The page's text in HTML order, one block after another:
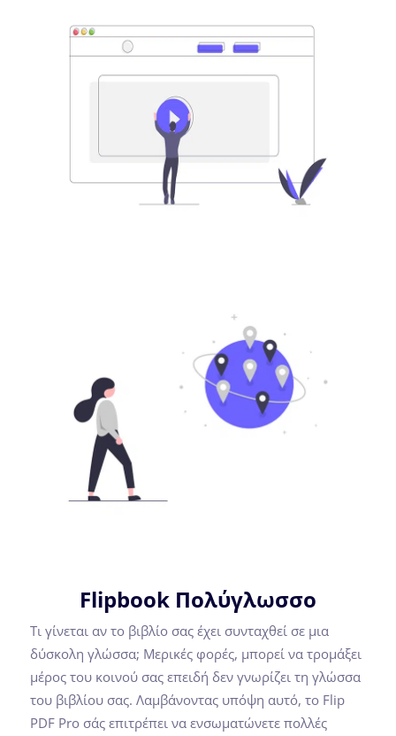
Flipbook Πολύγλωσσο
Τι γίνεται αν το βιβλίο σας έχει συνταχθεί σε μια
δύσκολη γλώσσα; Μερικές φορές, μπορεί να τρομάξει
μέρος του κοινού σας επειδή δεν γνωρίζει τη γλώσσα
του βιβλίου σας. Λαμβάνοντας υπόψη αυτό, το Flip
PDF Pro σάς επιτρέπει να ενσωματώνετε πολλές